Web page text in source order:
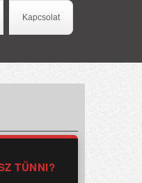
Kapcsolat
TŰNNI?